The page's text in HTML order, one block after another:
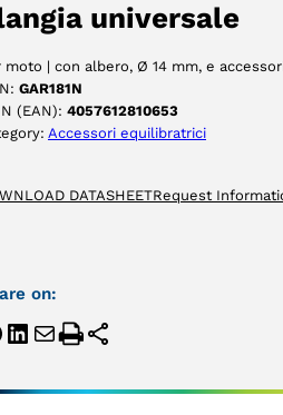
universale
moto | con albero, Ø 14 mm, e accessori
GAR181N
(EAN): 4057612810653
Accessori equilibratrici
DATASHEETRequest
on: